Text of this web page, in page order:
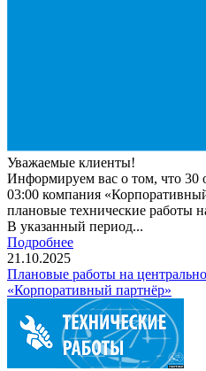
Уважаемые клиенты!
Информируем вас о том, что 30
03:00 компания
плановые технические работы
В указанный период...
Подробнее
21.10.2025
Плановые работы на
«Корпоративный партнёр»